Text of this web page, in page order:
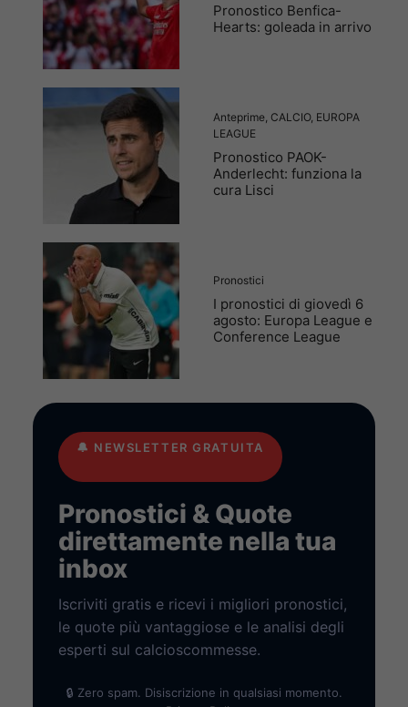
Pronostico Benfica-
Hearts: goleada in arrivo
Anteprime CALCIO, EUROPA
LEAGUE
Pronostico PAOK-
Anderlecht: funziona la
cura Lisci
Pronostici
I pronostici di giovedì 6
agosto: Europa League e
Conference League
🔔 NEWSLETTER GRATUITA
Pronostici & Quote
direttamente nella tua
inbox
Iscriviti gratis e ricevi i migliori pronostici,
le quote più vantaggiose e le analisi degli
esperti sul calcioscommesse.
🔒 Zero spam. Disiscrizione in qualsiasi momento.